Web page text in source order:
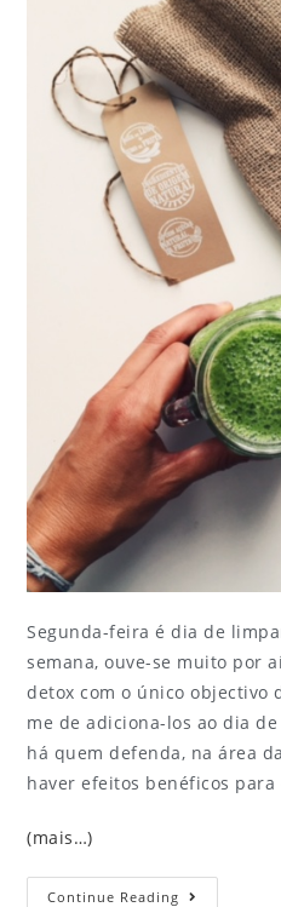
Segunda-feira é dia de
semana, ouve-se muito por
detox com o único objectivo
me de adiciona-los ao dia
há quem defenda, na área
haver efeitos benéficos para
(mais…)
Continue Reading